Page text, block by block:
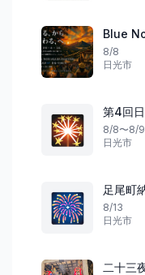
第37回 新田まつり
太田市
Blue
8/8
日光市
🎇
第4回
8/8〜8/9
日光市
🎆
足尾町
8/13
日光市
二十三